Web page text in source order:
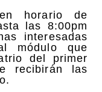
horario de
las 8:00pm
interesadas
módulo que
del primer
recibirán las